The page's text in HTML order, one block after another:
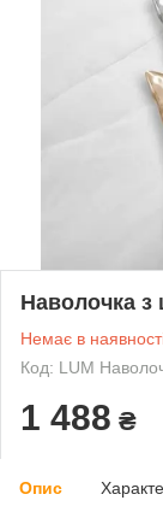
Наволочка з
Немає в
Код: LUM
1 488 ₴
Опис